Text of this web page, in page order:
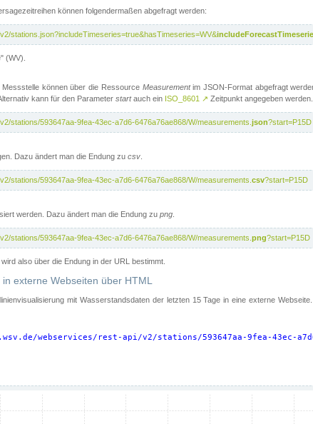
können folgendermaßen abgefragt werden:
stations.json?includeTimeseries=true&hasTimeseries=WV&
(WV).
können über die Ressource Measurementim JSON-Format abgefragt
kann für den Parameter startauch ein ISO_8601 ↗ Zeitpunkt angegeben werden.
stations/593647aa-9fea-43ec-a7d6-6476a76ae868/W/measurements. json?start=P15D
Dazu ändert man die Endung zu csv
stations/593647aa-9fea-43ec-a7d6-6476a76ae868/W/measurements. csv?start=P15D
werden. Dazu ändert man die Endung zu png
stations/593647aa-9fea-43ec-a7d6-6476a76ae868/W/measurements. png?start=P15D
also über die Endung in der URL bestimmt.
externe Webseiten über HTML
mit Wasserstandsdaten der letzten 15 Tage in eine externe
webservices/rest-api/v2/stations/593647aa-9fea-43ec-a7d6-